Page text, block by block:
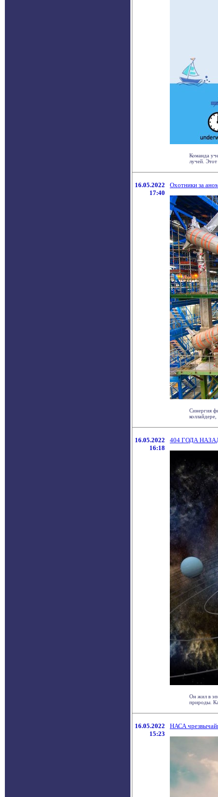
Команда
лучей.
16.05.2022
17:40
Охотники за
Синергия
16.05.2022
16:18
404 ГОДА
Он жил в
природы.
16.05.2022
15:23
НАСА